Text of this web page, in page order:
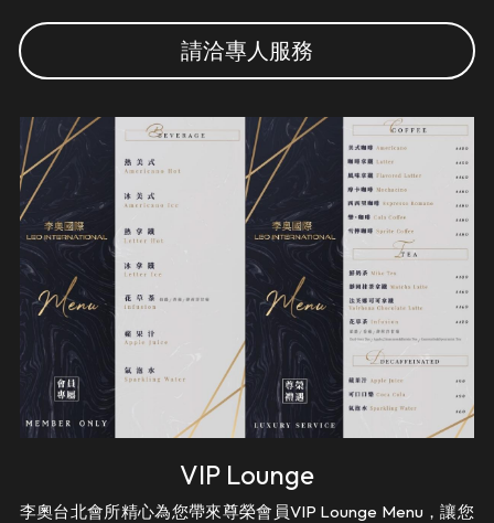
請洽專人服務
VIP Lounge
李奧台北會所精心為您帶來尊榮會員VIP Lounge Menu，讓您